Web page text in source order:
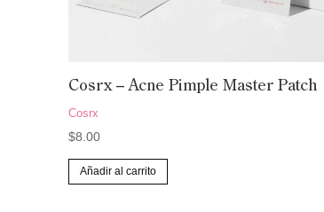
Cosrx – Acne Pimple Master Patch
Cosrx
$8.00
Añadir al carrito